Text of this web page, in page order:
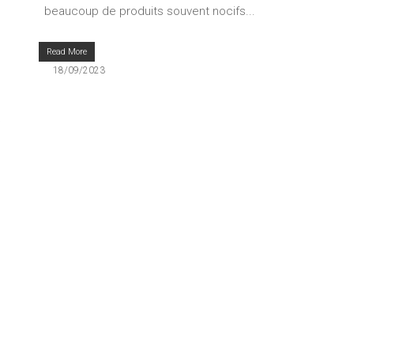
beaucoup de produits souvent nocifs...
Read More
18/09/2023